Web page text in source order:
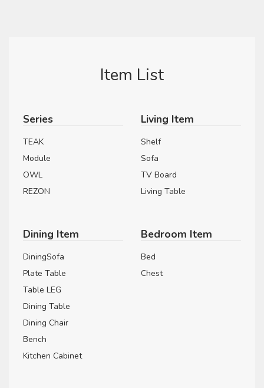
Item List
Series
TEAK
Module
OWL
REZON
Living Item
Shelf
Sofa
TV Board
Living Table
Dining Item
DiningSofa
Plate Table
Table LEG
Dining Table
Dining Chair
Bench
Kitchen Cabinet
Bedroom Item
Bed
Chest